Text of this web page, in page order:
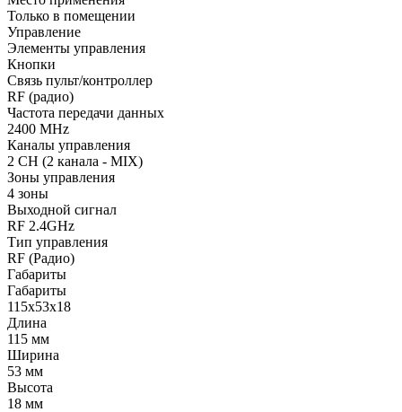
Только в помещении
Управление
Элементы управления
Кнопки
Связь пульт/контроллер
RF (радио)
Частота передачи данных
2400 MHz
Каналы управления
2 CH (2 канала - MIX)
Зоны управления
4 зоны
Выходной сигнал
RF 2.4GHz
Тип управления
RF (Радио)
Габариты
Габариты
115x53x18
Длина
115 мм
Ширина
53 мм
Высота
18 мм